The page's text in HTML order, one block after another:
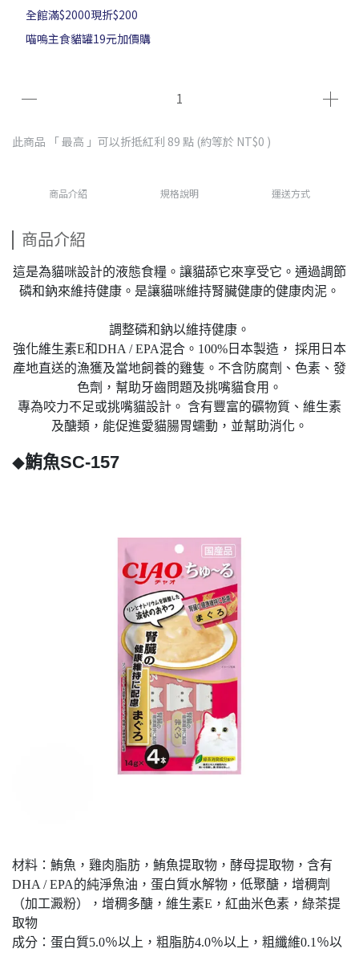
全館滿$2000現折$200
喵嗚主食貓罐19元加價購
此商品 「 最高 」可以折抵紅利 89 點 (約等於 NT$0 )
商品介紹 規格說明 運送方式
商品介紹
這是為貓咪設計的液態食糧。讓貓舔它來享受它。通過調節
磷和鈉來維持健康。是讓貓咪維持腎臟健康的健康肉泥。
調整磷和鈉以維持健康。
強化維生素E和DHA / EPA混合。100%日本製造， 採用日本
產地直送的漁獲及當地飼養的雞隻。不含防腐劑、色素、發
色劑，幫助牙齒問題及挑嘴貓食用。
專為咬力不足或挑嘴貓設計。 含有豐富的礦物質、維生素
及醣類，能促進愛貓腸胃蠕動，並幫助消化。
◆鮪魚SC-157
材料：鮪魚，雞肉脂肪，鮪魚提取物，酵母提取物，含有
DHA / EPA的純淨魚油，蛋白質水解物，低聚醣，增稠劑
（加工澱粉），增稠多醣，維生素E，紅曲米色素，綠茶提
取物
成分：蛋白質5.0％以上，粗脂肪4.0％以上，粗纖維0.1％以